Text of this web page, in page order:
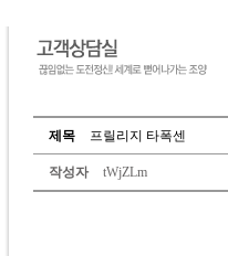
제목 프릴리지 타폭센
작성자 tWjZLm